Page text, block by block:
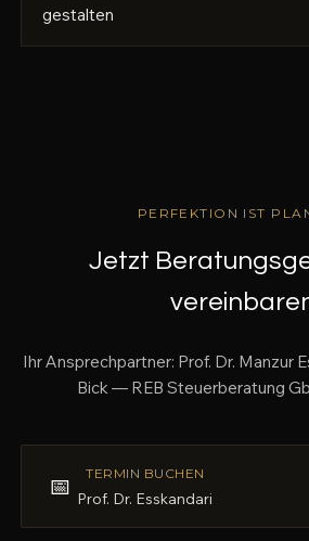
gestalten
PERFEKTION IST
Jetzt
Ihr Ansprechpartner: Prof. Dr. Manzur
Bick — REB Steuerberatung
📅 TERMIN BUCHEN
Prof. Dr. Esskandari